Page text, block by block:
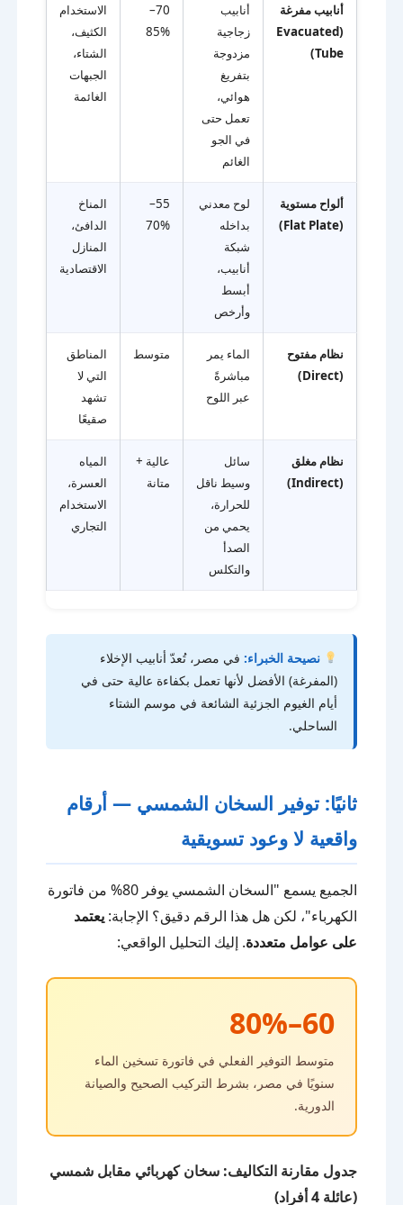
أنابيب مفرغة
(Evacuated
Tube)
أنابيب
زجاجية
مزدوجة
بتفريغ
هوائي،
تعمل حتى
في الجو
الغائم
70–
85%
الاستخدام
الكثيف،
الشتاء،
الجبهات
الغائمة
ألواح مستوية
(Flat Plate)
لوح معدني
بداخله
شبكة
أنابيب،
أبسط
وأرخص
55–
70%
المناخ
الدافئ،
المنازل
الاقتصادية
نظام مفتوح
(Direct)
الماء يمر
مباشرةً
عبر اللوح
متوسط
المناطق
التي لا
تشهد
صقيعًا
نظام مغلق
(Indirect)
سائل
وسيط ناقل
للحرارة،
يحمي من
الصدأ
والتكلس
عالية +
متانة
المياه
العسرة،
الاستخدام
التجاري
نصيحة الخبراء: في مصر، تُعدّ أنابيب الإخلاء
(المفرغة) الأفضل لأنها تعمل بكفاءة عالية حتى في
أيام الغيوم الجزئية الشائعة في موسم الشتاء
الساحلي.
ثانيًا: توفير السخان الشمسي — أرقام
واقعية لا وعود تسويقية
الجميع يسمع "السخان الشمسي يوفر 80% من فاتورة
الكهرباء"، لكن هل هذا الرقم دقيق؟ الإجابة: يعتمد
على عوامل متعددة. إليك التحليل الواقعي:
60–80%
متوسط التوفير الفعلي في فاتورة تسخين الماء
سنويًا في مصر، بشرط التركيب الصحيح والصيانة
الدورية.
جدول مقارنة التكاليف: سخان كهربائي مقابل شمسي
(عائلة 4 أفراد)